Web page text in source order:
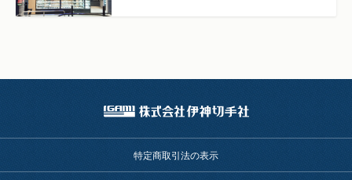
特定商取引法の表示